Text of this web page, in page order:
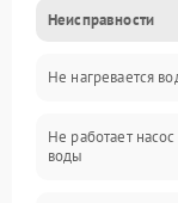
Прочие
Включение и
Проблемы с
Неисправности
Не нагревается
Не работает
воды